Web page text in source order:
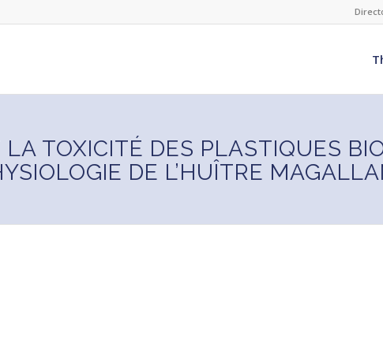
TOXICITÉ DES PLASTIQUES
DE L’HUÎTRE